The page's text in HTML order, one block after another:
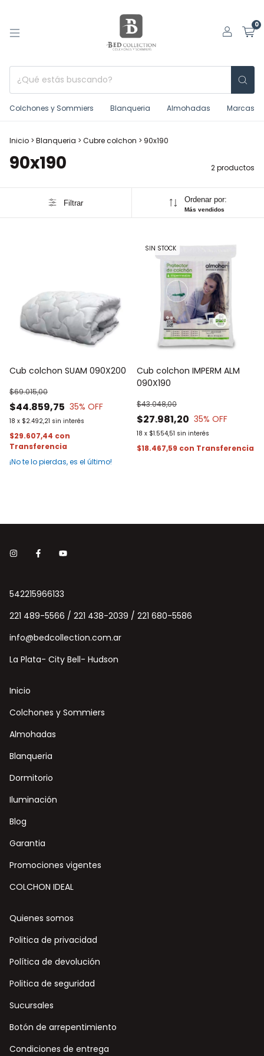
0
Colchones y Sommiers Blanqueria Almohadas Marcas
Inicio > Blanqueria > Cubre colchon > 90x190
90x190 2 productos
Filtrar Ordenar por:
Más vendidos
Cub colchon SUAM 090X200
$44.859,75
$69.015,00
35% OFF
18 x $2.492,21 sin interés
$29.607,44 con
¡No te lo pierdas, es el último!
SIN STOCK
Cub colchon IMPERM ALM
090X190
$27.981,20
$43.048,00
35% OFF
18 x $1.554,51 sin interés
$18.467,59 con
542215966133
221 489-5566 / 221 438-2039 / 221 680-5586
info@bedcollection.com.ar
La Plata- City Bell- Hudson
Inicio
Colchones y Sommiers
Almohadas
Blanqueria
Dormitorio
Iluminación
Blog
Garantia
Promociones vigentes
COLCHON IDEAL
Quienes somos
Politica de privacidad
Política de devolución
Politica de seguridad
Sucursales
Botón de arrepentimiento
Condiciones de entrega